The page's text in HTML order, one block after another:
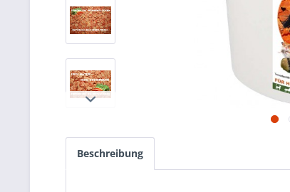
Beschreibung